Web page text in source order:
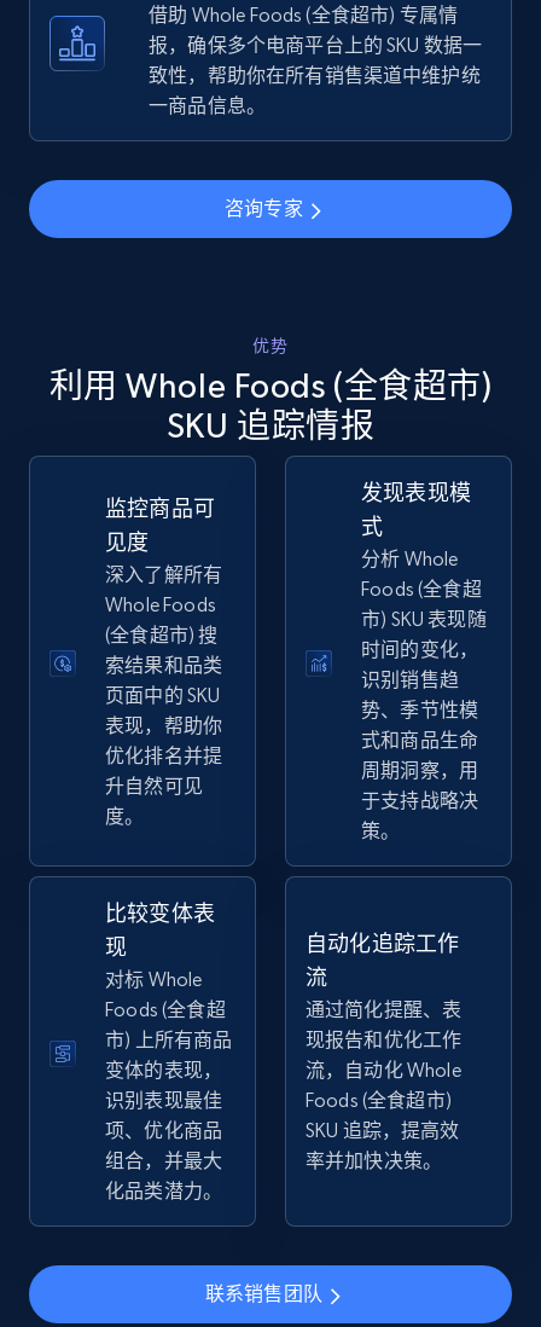
Amazon sellers info
378+
URL, Product id, Title, Seller name, Seller rating,
Seller reviews, Breadcrumbs, Root category, and
2.5K+ 359+ 立即开始
eBay - Gather data on products using
specified keywords
URL, Product id, Title, Seller name, Seller rating,
Seller reviews, Breadcrumbs, Root category, and
more.
2.5K+ 立即开始
eBay - Collect products from shops on eBay
URL, Product id, Title, Seller name, Seller rating,
Seller reviews, Breadcrumbs, Root category, and
more.
2.5K+ 359+ 立即开始
eBay - Collect records by category
URL, Product id, Title, Seller name, Seller rating,
借助 Whole Foods (全食超市) 专属情
报，确保多个电商平台上的 SKU 数据一
致性，帮助你在所有销售渠道中维护统
一商品信息。
咨询专家
优势
利用 Whole Foods (全食超市)
SKU 追踪情报
监控商品可
见度
深入了解所有
Whole Foods
(全食超市) 搜
索结果和品类
页面中的 SKU
表现，帮助你
优化排名并提
升自然可见
度。
发现表现模
式
分析 Whole
Foods (全食超
市) SKU 表现随
时间的变化，
识别销售趋
势、季节性模
式和商品生命
周期洞察，用
于支持战略决
策。
比较变体表
现
对标 Whole
Foods (全食超
市) 上所有商品
变体的表现，
识别表现最佳
项、优化商品
组合，并最大
化品类潜力。
自动化追踪工作
流
通过简化提醒、表
现报告和优化工作
流，自动化 Whole
Foods (全食超市)
SKU 追踪，提高效
率并加快决策。
联系销售团队